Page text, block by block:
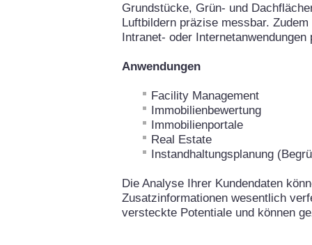
Grundstücke, Grün- und
Luftbildern präzise messbar.
Intranet- oder
Anwendungen
Facility Management
Immobilienbewertung
Immobilienportale
Real Estate
Instandhaltungsplanung
Die Analyse Ihrer Kundendaten
Zusatzinformationen wesentlich
versteckte Potentiale und können